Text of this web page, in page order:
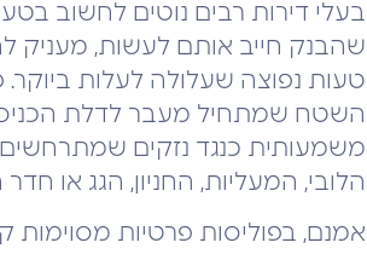
בעלי דירות רבים נוטים לחשוב
שהבנק חייב אותם לעשות, מעניק
טעות נפוצה שעלולה לעלות
השטח שמתחיל מעבר לדלת
משמעותית כנגד נזקים שמתרחשים
הלובי, המעליות, החניון, הגג או
אמנם, בפוליסות פרטיות